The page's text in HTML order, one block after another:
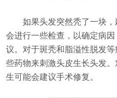
如果头发突然秃了一块，
会进行一些检查，以确定病
议。对于斑秃和脂溢性脱发
些药物来刺激头皮生长头发
生可能会建议手术修复。